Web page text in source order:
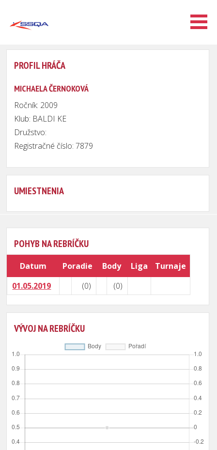
PROFIL HRÁČA
MICHAELA ČERNOKOVÁ
Ročník: 2009
Klub: BALDI KE
Družstvo:
Registračné číslo: 7879
UMIESTNENIA
POHYB NA REBRÍČKU
Datum Poradie Body Liga
Turnaje
01.05.2019
(0) (0)
VÝVOJ NA REBRÍČKU